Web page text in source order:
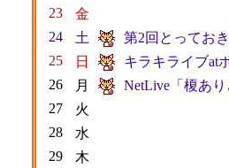
23
金
24
土
第2回とってお
25
日
キラキライブat
26
月
NetLive「榎あ
27
火
28
水
29
木